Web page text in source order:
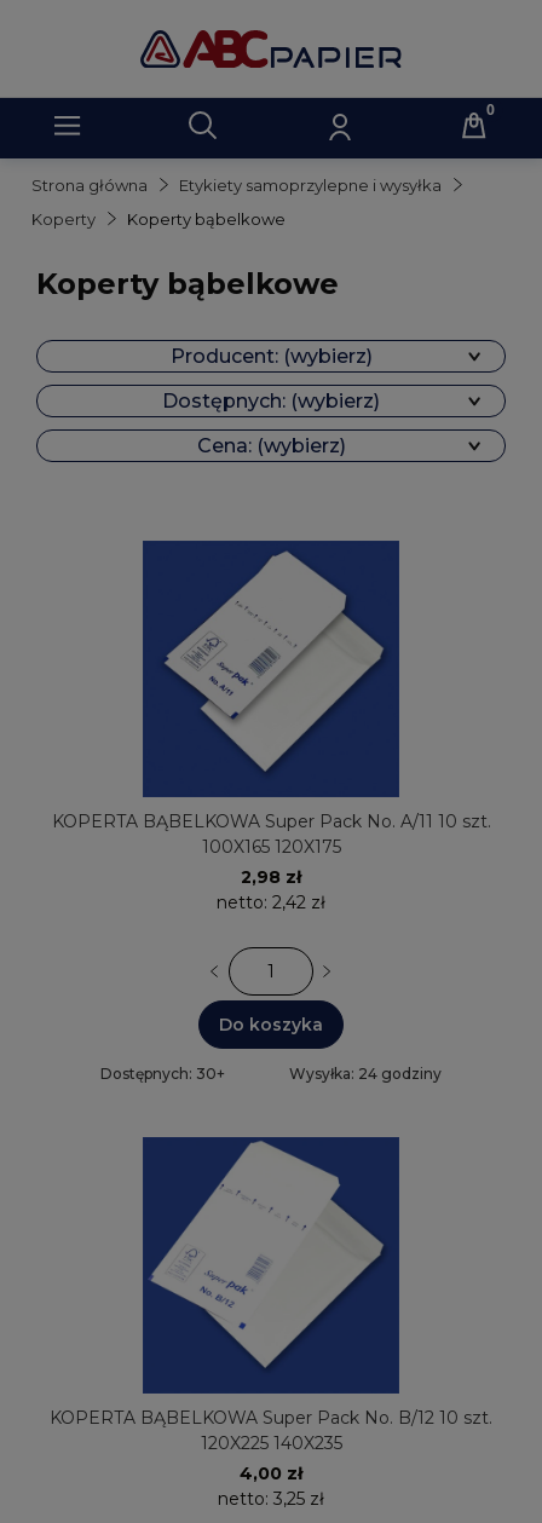
Strona główna
Etykiety samoprzylepne i wysyłka
Koperty
Koperty bąbelkowe
Koperty bąbelkowe
Producent: (wybierz)
Dostępnych: (wybierz)
Cena: (wybierz)
KOPERTA BĄBELKOWA Super Pack No. A/11 10 szt.
100X165 120X175
2,98 zł
netto: 2,42 zł
Do koszyka
Dostępnych: 30+ Wysyłka: 24 godziny
KOPERTA BĄBELKOWA Super Pack No. B/12 10 szt.
120X225 140X235
4,00 zł
netto: 3,25 zł